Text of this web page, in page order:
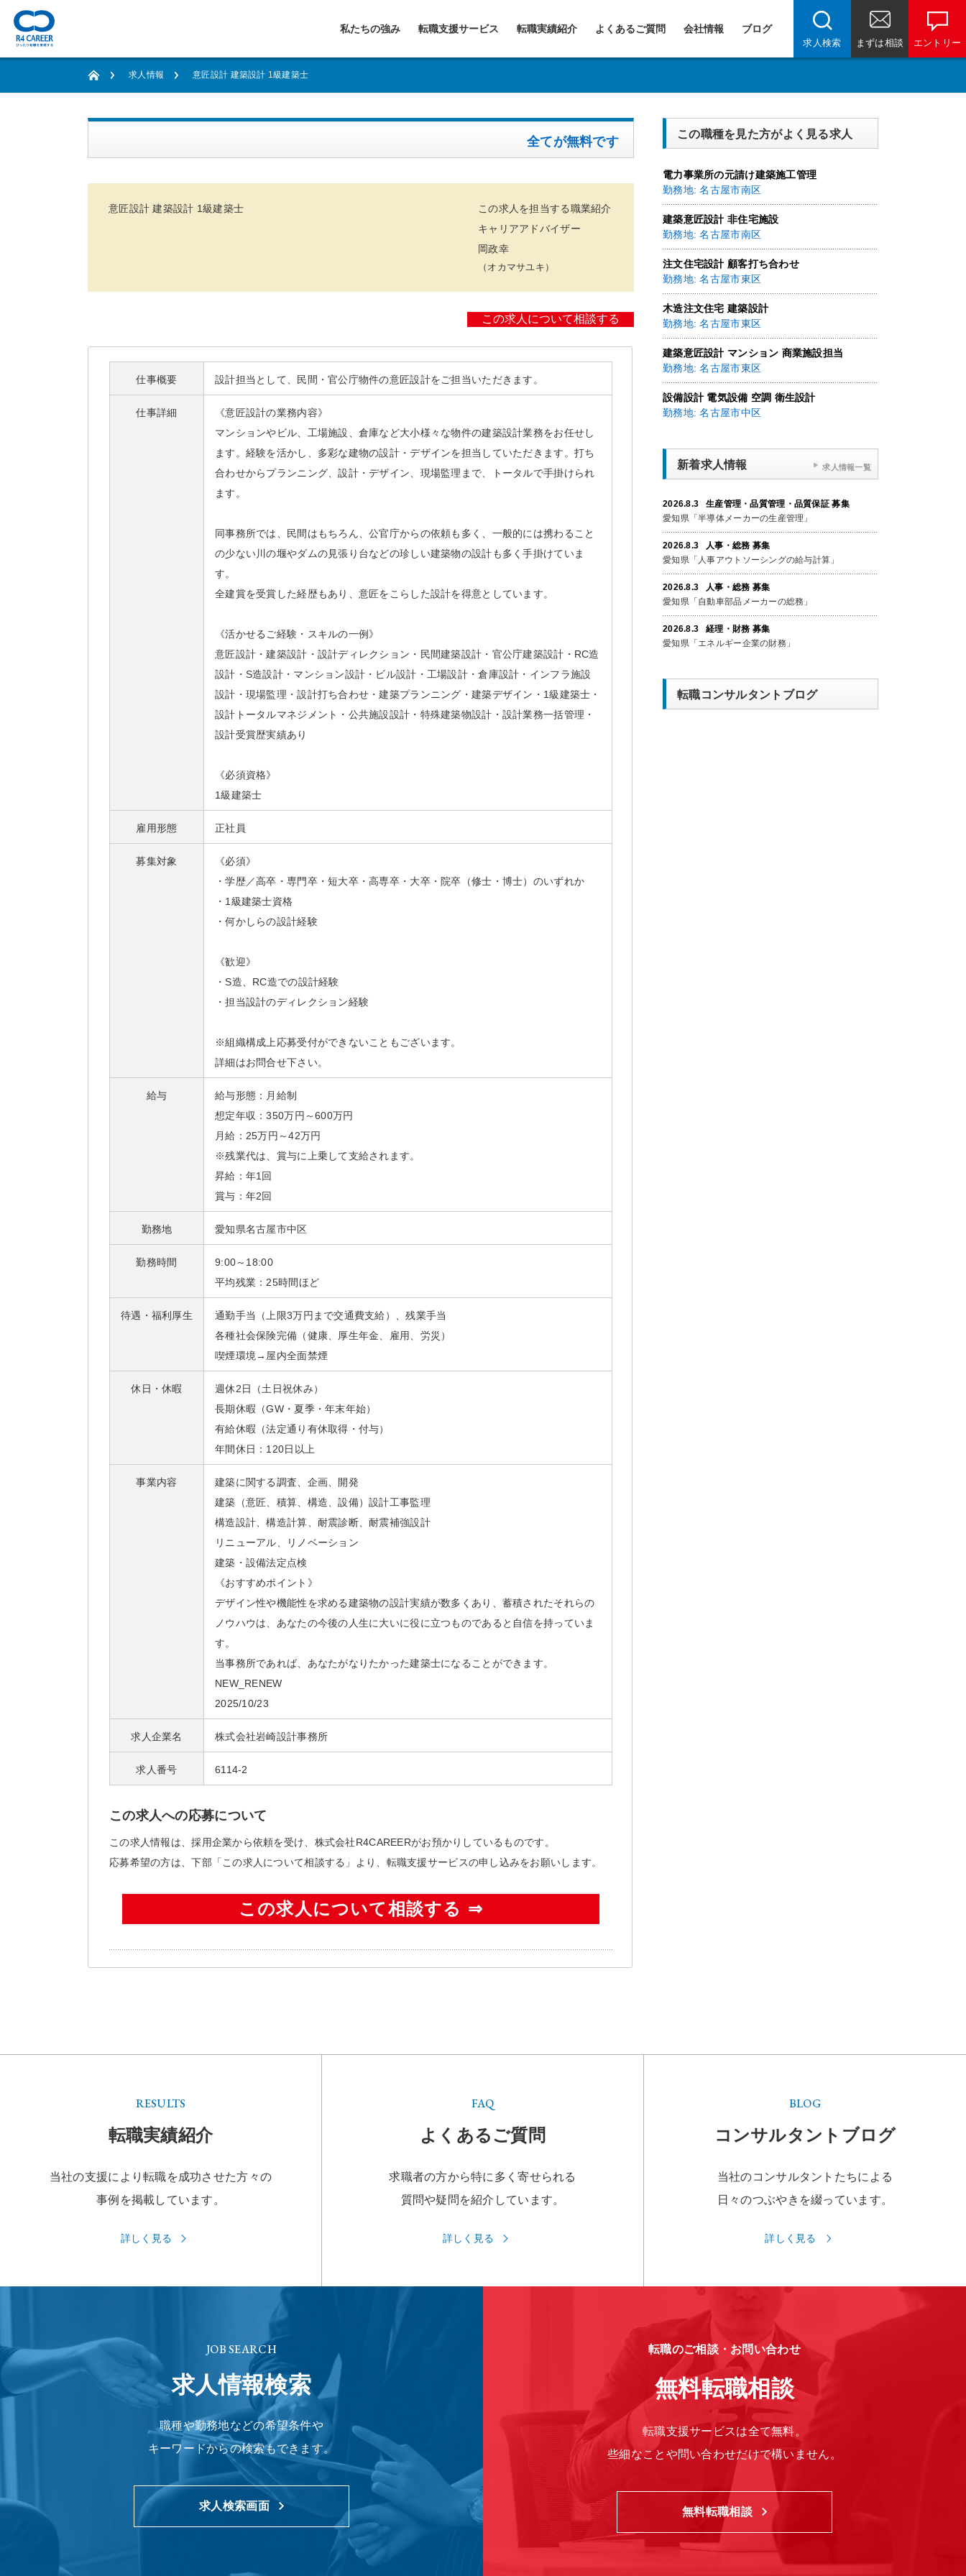
私たちの強み 転職支援サービス 転職実績紹介 よくあるご質問 会社情報 ブログ
求人検索 まずは相談 エントリー
求人情報 意匠設計 建築設計 1級建築士
全てが無料です
意匠設計 建築設計 1級建築士
この求人を担当する職業紹介
キャリアアドバイザー
岡政幸
（オカマサユキ）
仕事概要 設計担当として、民間・官公庁物件の意匠設計をご担当いただきます。
仕事詳細
《意匠設計の業務内容》
マンションやビル、工場施設、倉庫など大小様々な物件の建築設計業務をお任せし
ます。経験を活かし、多彩な建物の設計・デザインを担当していただきます。打ち
合わせからプランニング、設計・デザイン、現場監理まで、トータルで手掛けられ
ます。
同事務所では、民間はもちろん、公官庁からの依頼も多く、一般的には携わること
の少ない川の堰やダムの見張り台などの珍しい建築物の設計も多く手掛けていま
す。
全建賞を受賞した経歴もあり、意匠をこらした設計を得意としています。
《活かせるご経験・スキルの一例》
意匠設計・建築設計・設計ディレクション・民間建築設計・官公庁建築設計・RC造
設計・S造設計・マンション設計・ビル設計・工場設計・倉庫設計・インフラ施設
設計・現場監理・設計打ち合わせ・建築プランニング・建築デザイン・1級建築士・
設計トータルマネジメント・公共施設設計・特殊建築物設計・設計業務一括管理・
設計受賞歴実績あり
《必須資格》
1級建築士
雇用形態 正社員
募集対象
《必須》
・学歴／高卒・専門卒・短大卒・高専卒・大卒・院卒（修士・博士）のいずれか
・1級建築士資格
・何かしらの設計経験
《歓迎》
・S造、RC造での設計経験
・担当設計のディレクション経験
※組織構成上応募受付ができないこともございます。
詳細はお問合せ下さい。
給与
給与形態：月給制
想定年収：350万円～600万円
月給：25万円～42万円
※残業代は、賞与に上乗して支給されます。
昇給：年1回
賞与：年2回
勤務地 愛知県名古屋市中区
勤務時間
9:00～18:00
平均残業：25時間ほど
待遇・福利厚生
通勤手当（上限3万円まで交通費支給）、残業手当
各種社会保険完備（健康、厚生年金、雇用、労災）
喫煙環境→屋内全面禁煙
休日・休暇
週休2日（土日祝休み）
長期休暇（GW・夏季・年末年始）
有給休暇（法定通り有休取得・付与）
年間休日：120日以上
事業内容
建築に関する調査、企画、開発
建築（意匠、積算、構造、設備）設計工事監理
構造設計、構造計算、耐震診断、耐震補強設計
リニューアル、リノベーション
建築・設備法定点検
《おすすめポイント》
デザイン性や機能性を求める建築物の設計実績が数多くあり、蓄積されたそれらの
ノウハウは、あなたの今後の人生に大いに役に立つものであると自信を持っていま
す。
当事務所であれば、あなたがなりたかった建築士になることができます。
NEW_RENEW
2025/10/23
求人企業名 株式会社岩崎設計事務所
求人番号 6114-2
この求人への応募について
この求人情報は、採用企業から依頼を受け、株式会社R4CAREERがお預かりしているものです。
応募希望の方は、下部「この求人について相談する」より、転職支援サービスの申し込みをお願いします。
この職種を見た方がよく見る求人
電力事業所の元請け建築施工管理
勤務地: 名古屋市南区
建築意匠設計 非住宅施設
勤務地: 名古屋市南区
注文住宅設計 顧客打ち合わせ
勤務地: 名古屋市東区
木造注文住宅 建築設計
勤務地: 名古屋市東区
建築意匠設計 マンション 商業施設担当
勤務地: 名古屋市東区
設備設計 電気設備 空調 衛生設計
勤務地: 名古屋市中区
新着求人情報
2026.8.3 生産管理・品質管理・品質保証 募集
愛知県「半導体メーカーの生産管理」
2026.8.3 人事・総務 募集
愛知県「人事アウトソーシングの給与計算」
2026.8.3 人事・総務 募集
愛知県「自動車部品メーカーの総務」
2026.8.3 経理・財務 募集
愛知県「エネルギー企業の財務」
求人情報一覧
転職コンサルタントブログ
RESULTS
転職実績紹介
当社の支援により転職を成功させた方々の
事例を掲載しています。
詳しく見る
FAQ
よくあるご質問
求職者の方から特に多く寄せられる
質問や疑問を紹介しています。
詳しく見る
BLOG
コンサルタントブログ
当社のコンサルタントたちによる
日々のつぶやきを綴っています。
詳しく見る
JOB SEARCH
求人情報検索
職種や勤務地などの希望条件や
キーワードからの検索もできます。
求人検索画面
転職のご相談・お問い合わせ
無料転職相談
転職支援サービスは全て無料。
些細なことや問い合わせだけで構いません。
無料転職相談